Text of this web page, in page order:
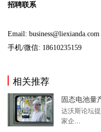
招聘联系
Email: business@liexianda.com
手机/微信: 18610235159
相关推荐
固态电池量
达沃斯论坛
家企...